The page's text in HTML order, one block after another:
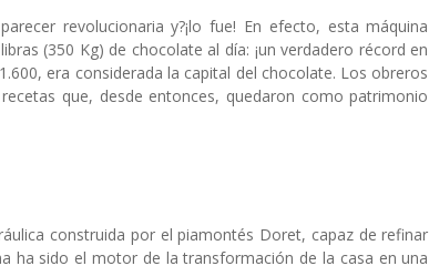
revolucionaria y?¡lo fue! En efecto, esta máquina
(350 Kg) de chocolate al día: ¡un verdadero récord en
era considerada la capital del chocolate. Los obreros
que, desde entonces, quedaron como patrimonio
construida por el piamontés Doret, capaz de refinar
ha sido el motor de la transformación de la casa en una